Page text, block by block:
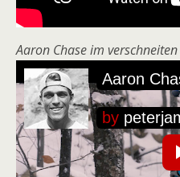
Aaron Chase im